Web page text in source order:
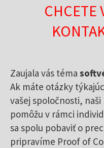
CHCETE
Zaujala vás téma
Ak máte otázky
vašej spoločnosti,
pomôžu v rámci
sa spolu pobaviť o
pripravíme Proof of